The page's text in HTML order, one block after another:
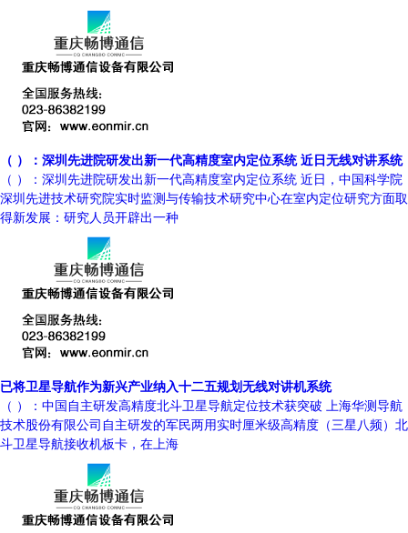
（ ）：深圳先进院研发出新一代高精度室内定位系统 近日无线对讲系统
（ ）：深圳先进院研发出新一代高精度室内定位系统 近日，中国科学院
深圳先进技术研究院实时监测与传输技术研究中心在室内定位研究方面取
得新发展：研究人员开辟出一种
已将卫星导航作为新兴产业纳入十二五规划无线对讲机系统
（ ）：中国自主研发高精度北斗卫星导航定位技术获突破 上海华测导航
技术股份有限公司自主研发的军民两用实时厘米级高精度（三星八频）北
斗卫星导航接收机板卡，在上海